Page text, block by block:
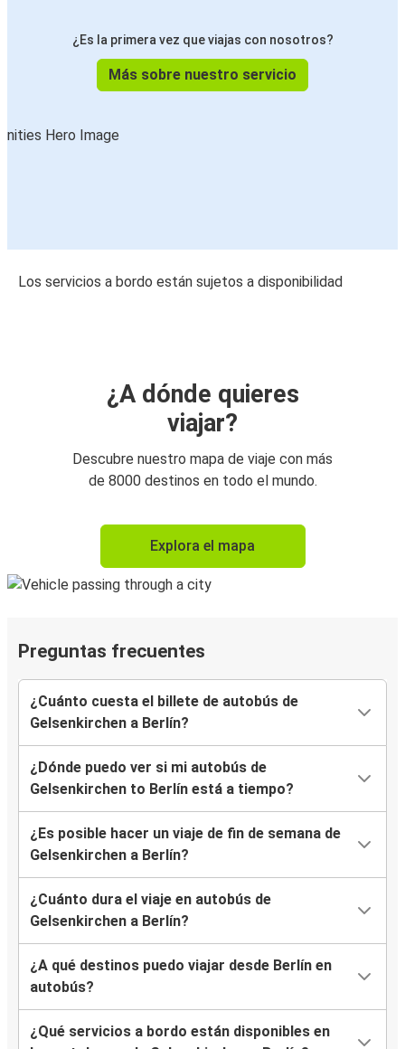
¿Es la primera vez que viajas con nosotros?
Más sobre nuestro servicio
Los servicios a bordo están sujetos a disponibilidad
¿A dónde quieres
viajar?
Descubre nuestro mapa de viaje con más
de 8000 destinos en todo el mundo.
Explora el mapa
Preguntas frecuentes
¿Cuánto cuesta el billete de autobús de
Gelsenkirchen a Berlín?
¿Dónde puedo ver si mi autobús de
Gelsenkirchen to Berlín está a tiempo?
¿Es posible hacer un viaje de fin de semana de
Gelsenkirchen a Berlín?
¿Cuánto dura el viaje en autobús de
Gelsenkirchen a Berlín?
¿A qué destinos puedo viajar desde Berlín en
autobús?
¿Qué servicios a bordo están disponibles en